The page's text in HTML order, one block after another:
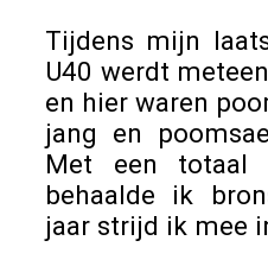
Tijdens mijn
U40 werdt
en hier waren
jang en
Met een totaal
behaalde ik
jaar strijd ik mee